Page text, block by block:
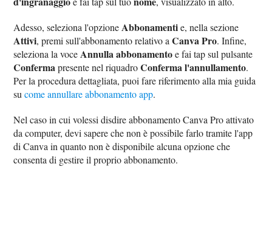
Adesso, seleziona l'opzioneAbbonamentie, nella sezione
Attivi, premi sull'abbonamento relativo aCanva Pro. Infine,
seleziona la voceAnnulla abbonamentoe fai tap sul pulsante
Confermapresente nel riquadroConferma l'annullamento.
Per la procedura dettagliata, puoi fare riferimento alla mia guida
sucome annullare abbonamento app.
Nel caso in cui volessi disdire abbonamento Canva Pro attivato
da computer, devi sapere che non è possibile farlo tramite l'app
di Canva in quanto non è disponibile alcuna opzione che
consenta di gestire il proprio abbonamento.